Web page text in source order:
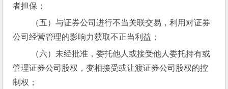
者担保；
公司经营管理的影响力获取不正当利益；
管理证券公司股权，变相接受或让渡证券公司股权的控
制权；